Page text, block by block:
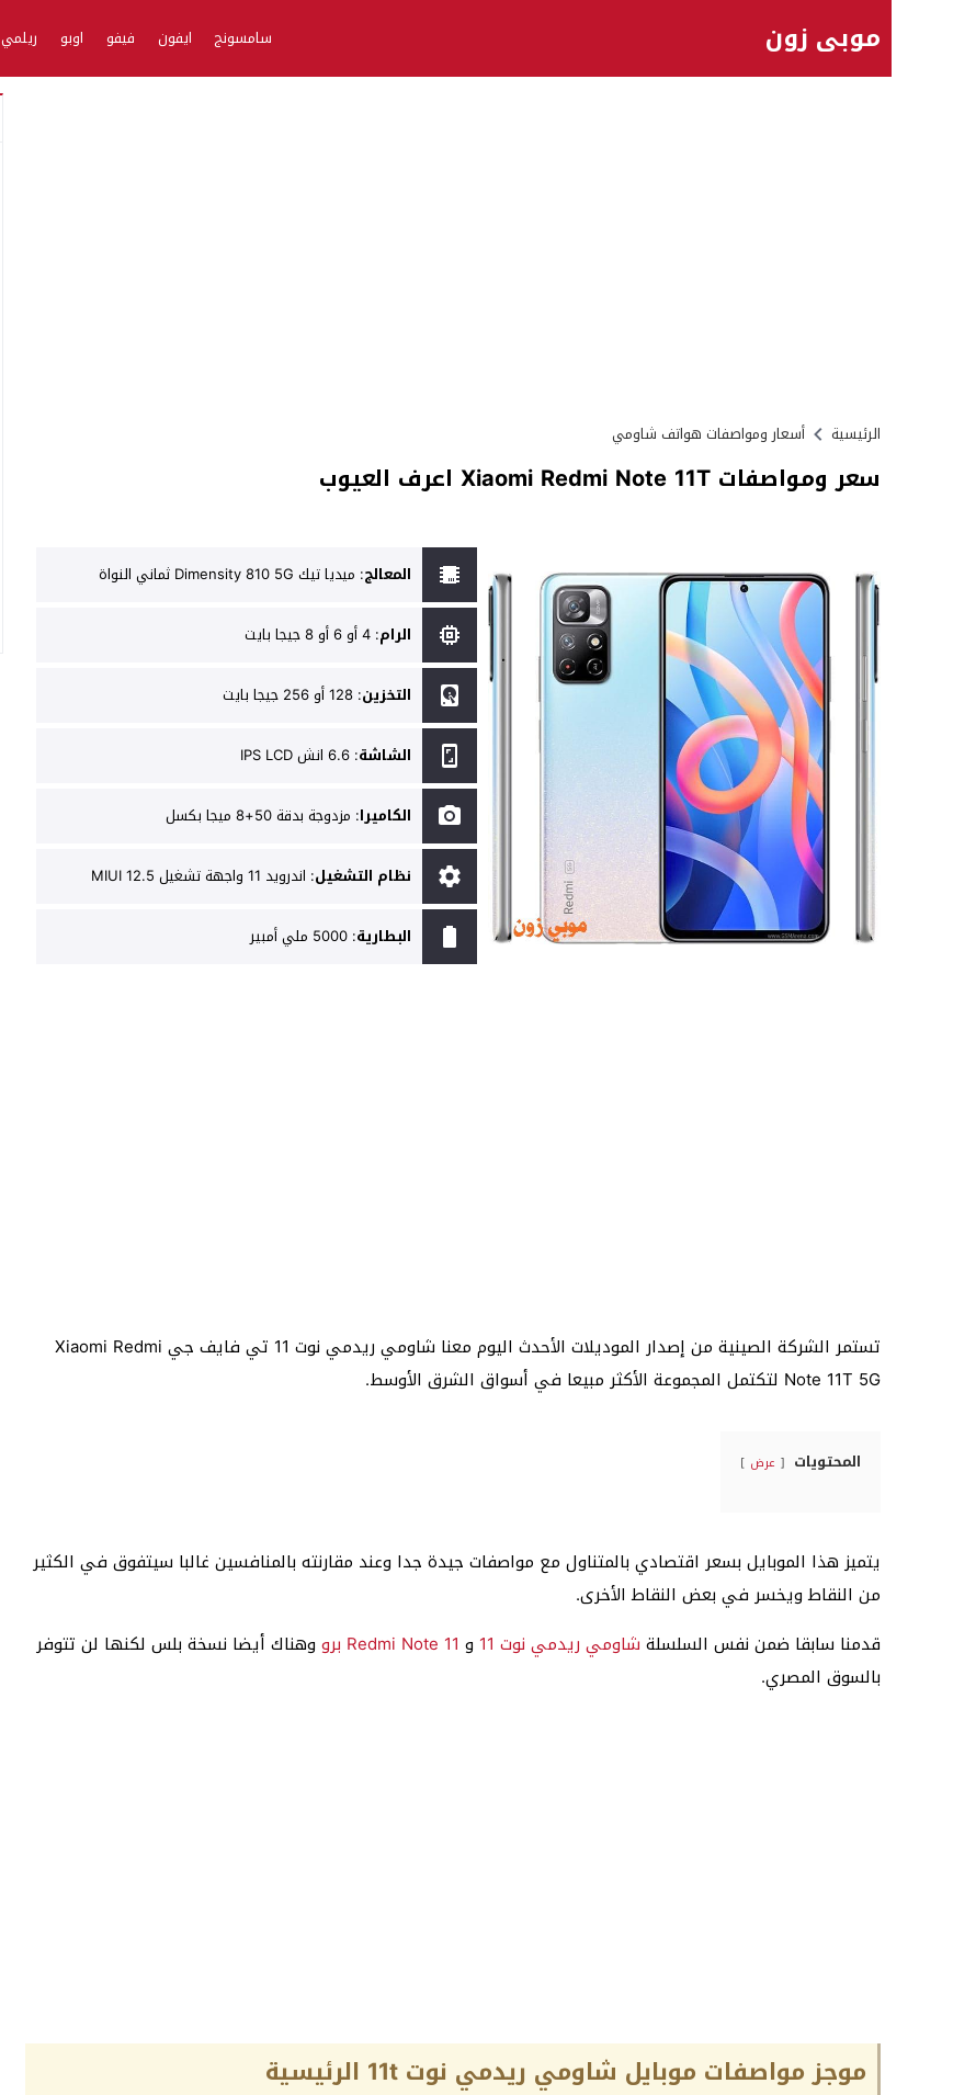
موبي زون سامسونج ايفون فيفو اوبو ريلمي
الرئيسية أسعار ومواصفات هواتف شاومي
سعر ومواصفات Xiaomi Redmi Note 11T اعرف العيوب
المعالج: ميديا تيك Dimensity 810 5G ثماني النواة
الرام: 4 أو 6 أو 8 جيجا بايت
التخزين: 128 أو 256 جيجا بايت
الشاشة: 6.6 انش IPS LCD
الكاميرا: مزدوجة بدقة 50+8 ميجا بكسل
نظام التشغيل: اندرويد 11 واجهة تشغيل MIUI 12.5
البطارية: 5000 ملي أمبير
تستمر الشركة الصينية من إصدار الموديلات الأحدث اليوم معنا شاومي ريدمي نوت 11 تي فايف جي Xiaomi Redmi
Note 11T 5G لتكتمل المجموعة الأكثر مبيعا في أسواق الشرق الأوسط.
المحتويات عرض
يتميز هذا الموبايل بسعر اقتصادي بالمتناول مع مواصفات جيدة جدا وعند مقارنته بالمنافسين غالبا سيتفوق في الكثير
من النقاط ويخسر في بعض النقاط الأخرى.
قدمنا سابقا ضمن نفس السلسلة شاومي ريدمي نوت 11 و Redmi Note 11 برو
وهناك أيضا نسخة بلس لكنها لن تتوفر
بالسوق المصري.
موجز مواصفات موبايل شاومي ريدمي نوت 11t الرئيسية